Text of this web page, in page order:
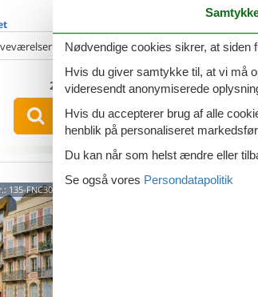
2 emner
VIS HUSE
Ladestander
135-FNC308
1 Rue
Nødvendige cookies sikrer, at
Hvis du giver samtykke til, at vi må
videresendt anonymiserede
Hvis du accepterer brug af alle
henblik på personaliseret
Du kan når som helst ændre eller
Se også vores Persondatapolitik